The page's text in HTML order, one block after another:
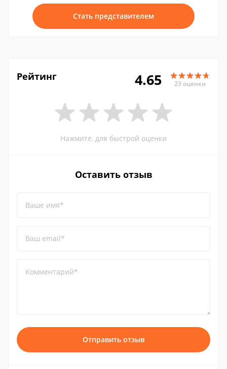
Стать представителем
Рейтинг 4.65 23 оценки
Нажмите, для быстрой оценки
Оставить отзыв
Ваше имя*
Ваш email*
Комментарий*
Отправить отзыв